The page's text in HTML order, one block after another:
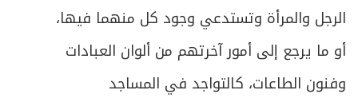
الرجل والمرأة وتستدعي وجود كل منهما فيها،
أو ما يرجع إلى أمور آخرتهم من ألوان العبادات
وفنون الطاعات، كالتواجد في المساجد